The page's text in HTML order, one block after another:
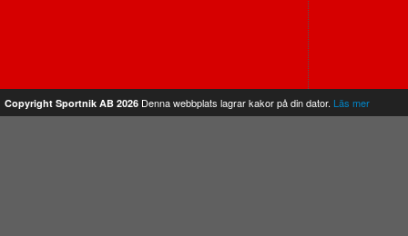
Copyright Sportnik AB 2026 Denna webbplats lagrar kakor på din dator. Läs mer